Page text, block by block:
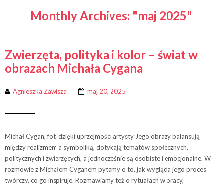
Monthly Archives: "maj 2025"
Zwierzęta, polityka i kolor – świat w
obrazach Michała Cygana
Agnieszka Zawisza maj 20, 2025
Michał Cygan, fot. dzięki uprzejmości artysty Jego obrazy balansują
między realizmem a symboliką, dotykają tematów społecznych,
politycznych i zwierzęcych, a jednocześnie są osobiste i emocjonalne. W
rozmowie z Michałem Cyganem pytamy o to, jak wygląda jego proces
twórczy, co go inspiruje. Rozmawiamy też o rytuałach w pracy,